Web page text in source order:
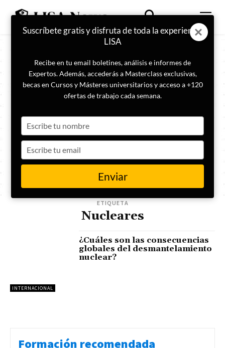
ETIQUETA
Nucleares
INTERNACIONAL
¿Cuáles son las consecuencias
globales del desmantelamiento
nuclear?
Formación recomendada
Suscríbete gratis y disfruta de toda la experiencia
LISA
Recibe en tu email boletines, análisis e informes de
Expertos. Además, accederás a Masterclass exclusivas,
becas en Cursos y Másteres universitarios y acceso a +120
ofertas de trabajo cada semana.
your
name
your
email
Enviar